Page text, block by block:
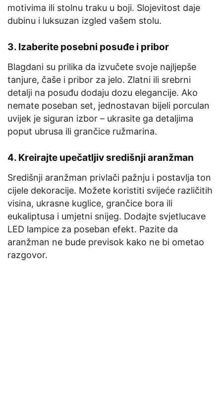
motivima ili stolnu traku u boji. Slojevitost daje
dubinu i luksuzan izgled vašem stolu.
3. Izaberite posebni posuđe i pribor
Blagdani su prilika da izvučete svoje najljepše
tanjure, čaše i pribor za jelo. Zlatni ili srebrni
detalji na posuđu dodaju dozu elegancije. Ako
nemate poseban set, jednostavan bijeli porculan
uvijek je siguran izbor – ukrasite ga detaljima
poput ubrusa ili grančice ružmarina.
4. Kreirajte upečatljiv središnji aranžman
Središnji aranžman privlači pažnju i postavlja ton
cijele dekoracije. Možete koristiti svijeće različitih
visina, ukrasne kuglice, grančice bora ili
eukaliptusa i umjetni snijeg. Dodajte svjetlucave
LED lampice za poseban efekt. Pazite da
aranžman ne bude previsok kako ne bi ometao
razgovor.